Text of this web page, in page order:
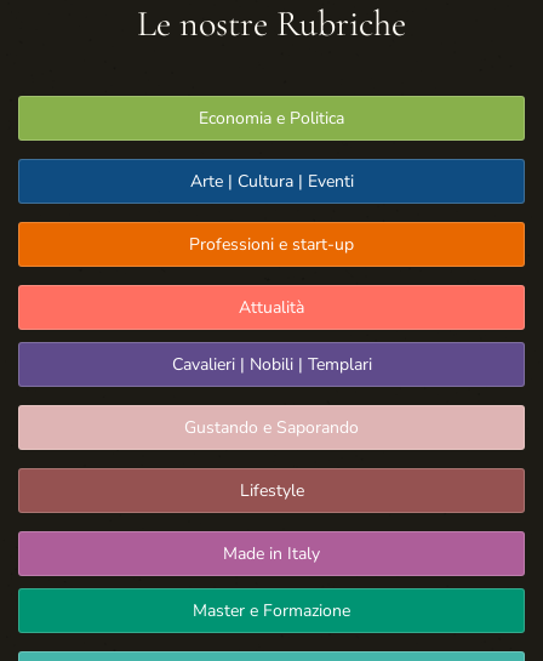
Le nostre Rubriche
Economia e Politica
Arte | Cultura | Eventi
Professioni e start-up
Attualità
Cavalieri | Nobili | Templari
Gustando e Saporando
Lifestyle
Made in Italy
Master e Formazione